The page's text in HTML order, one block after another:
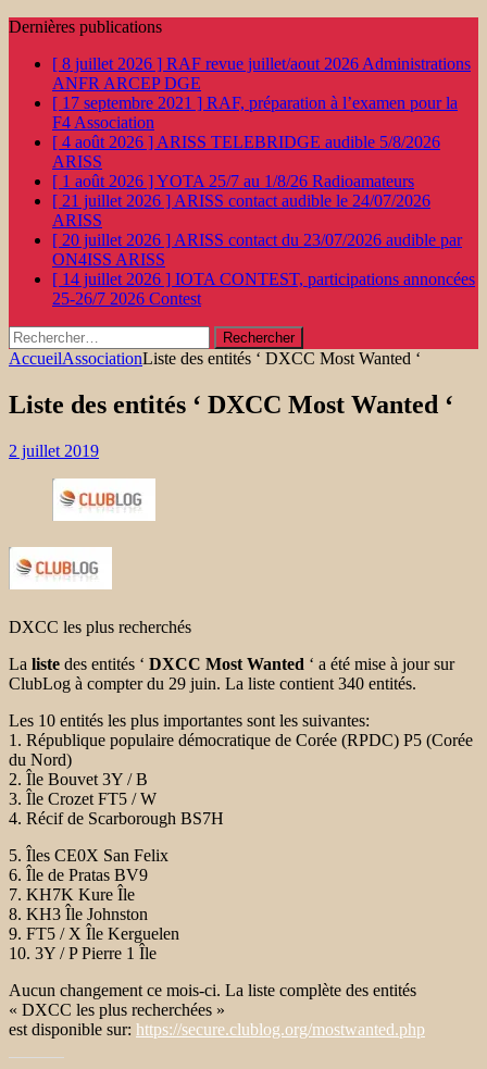
Dernières publications
[ 8 juillet 2026 ] RAF revue juillet/aout 2026 Administrations
ANFR ARCEP DGE
[ 17 septembre 2021 ] RAF, préparation à l’examen pour la
F4 Association
[ 4 août 2026 ] ARISS TELEBRIDGE audible 5/8/2026
ARISS
[ 1 août 2026 ]YOTA 25/7 au 1/8/26 Radioamateurs
[ 21 juillet 2026 ] ARISS contact audible le 24/07/2026
ARISS
[ 20 juillet 2026 ] ARISS contact du 23/07/2026 audible par
ON4ISS ARISS
[ 14 juillet 2026 ] IOTA CONTEST, participations annoncées
25-26/7 2026 Contest
Rechercher :
AccueilAssociationListe des entités ‘ DXCC Most Wanted ‘
Liste des entités ‘ DXCC Most Wanted ‘
2 juillet 2019
DXCC les plus recherchés
La liste des entités ‘ DXCC Most Wanted ‘ a été mise à jour sur
ClubLog à compter du 29 juin. La liste contient 340 entités.
Les 10 entités les plus importantes sont les suivantes:
1. République populaire démocratique de Corée (RPDC) P5 (Corée
du Nord)
2. Île Bouvet 3Y / B
3. Île Crozet FT5 / W
4. Récif de Scarborough BS7H
5. Îles CE0X San Felix
6. Île de Pratas BV9
7. KH7K Kure Île
8. KH3 Île Johnston
9. FT5 / X Île Kerguelen
10. 3Y / P Pierre 1 Île
Aucun changement ce mois-ci. La liste complète des entités
« DXCC les plus recherchées »
est disponible sur: https://secure.clublog.org/mostwanted.php